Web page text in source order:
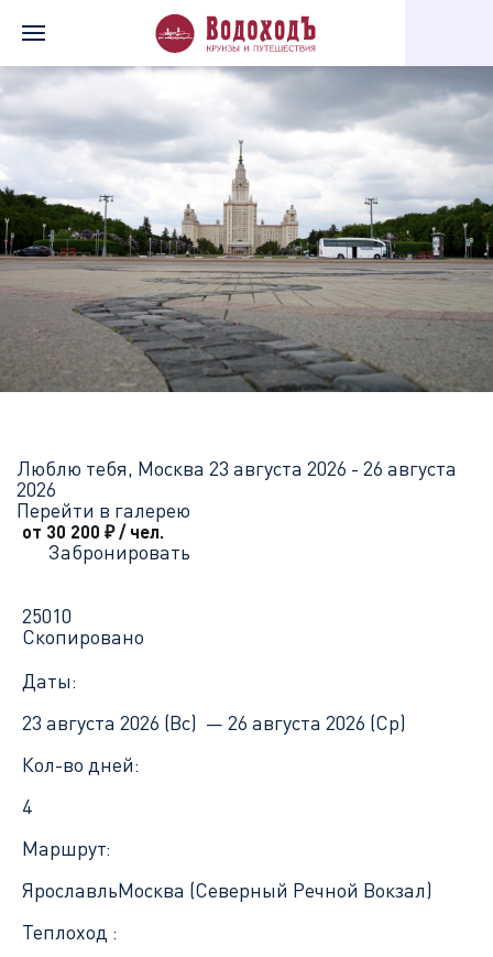
Люблю тебя, Москва 23 августа 2026 - 26 августа
2026
Перейти в галерею
от 30 200 ₽/ чел.
Забронировать
25010
Скопировано
Даты:
23 августа 2026 (Вс) — 26 августа 2026 (Ср)
Кол-во дней:
4
Маршрут:
ЯрославльМосква (Северный Речной Вокзал)
Теплоход :